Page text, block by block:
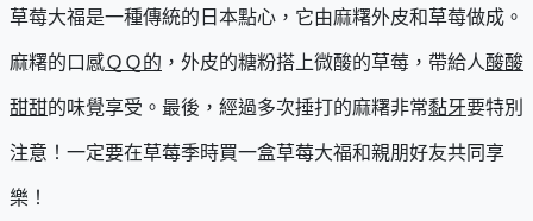
草莓大福是一種傳統的日本點心，它由麻糬外皮和草莓做成。
麻糬的口感ＱＱ的 ，外皮的糖粉搭上微酸的草莓，帶給人酸酸
甜甜的味覺享受。最後，經過多次捶打的麻糬非常黏牙要特別
注意！一定要在草莓季時買一盒草莓大福和親朋好友共同享
樂！